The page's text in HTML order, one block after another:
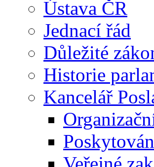
Ústava ČR
Jednací řád
Důležité
Historie
Kancelář